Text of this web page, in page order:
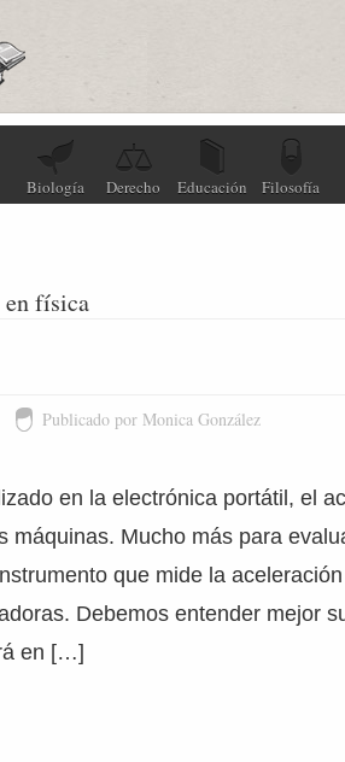
Biología Derecho Educación Filosofía
física
Publicado por Monica González
en la electrónica portátil, el
máquinas. Mucho más para
que mide la
Debemos entender mejor
en […]